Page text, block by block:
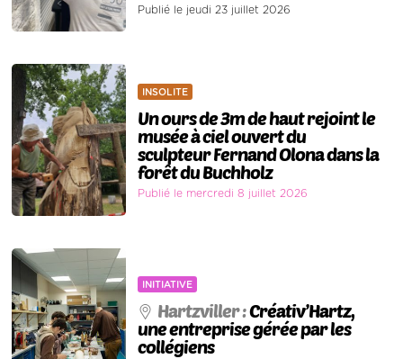
Publié le jeudi 23 juillet 2026
INSOLITE
Un ours de 3m de haut rejoint le
musée à ciel ouvert du
sculpteur Fernand Olona dans la
forêt du Buchholz
Publié le mercredi 8 juillet 2026
INITIATIVE
Hartzviller :Créativ’Hartz,
une entreprise gérée par les
collégiens